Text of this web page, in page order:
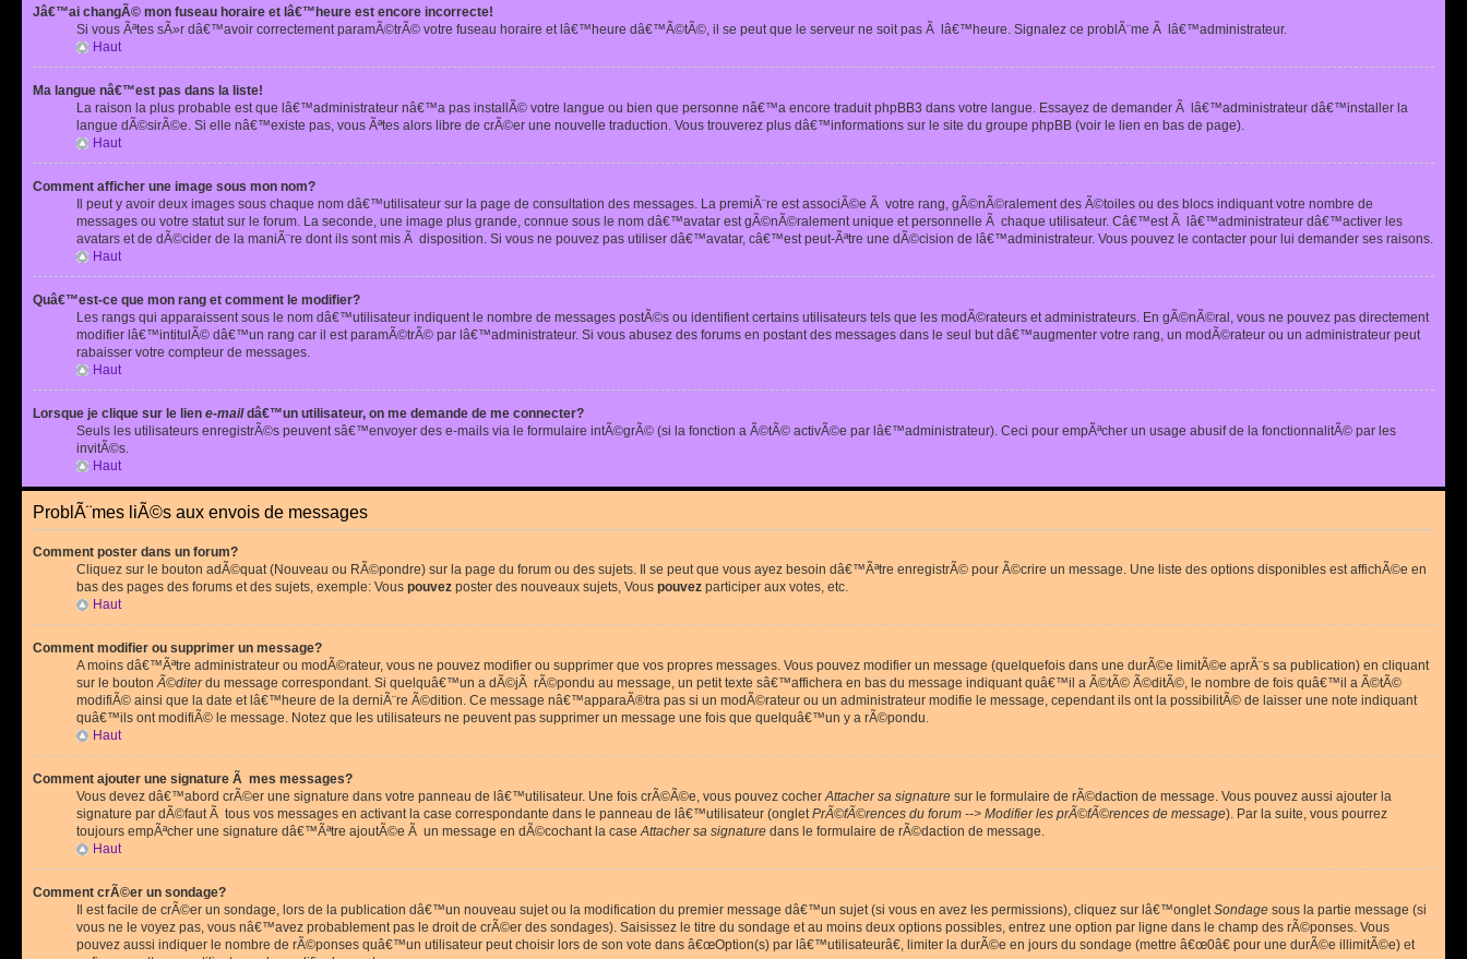
Jâ€™ai changÃ© mon fuseau horaire et lâ€™heure est encore incorrecte!
Si vous Ãªtes sÃ»r dâ€™avoir correctement paramÃ©trÃ© votre fuseau horaire et lâ€™heure dâ€™Ã©tÃ©, il se peut que le serveur ne soit pas Ã lâ€™heure. Signalez ce problÃ¨me Ã lâ€™administrateur.
Haut
Ma langue nâ€™est pas dans la liste!
La raison la plus probable est que lâ€™administrateur nâ€™a pas installÃ© votre langue ou bien que personne nâ€™a encore traduit phpBB3 dans votre langue. Essayez de demander Ã lâ€™administrateur dâ€™installer la
langue dÃ©sirÃ©e. Si elle nâ€™existe pas, vous Ãªtes alors libre de crÃ©er une nouvelle traduction. Vous trouverez plus dâ€™informations sur le site du groupe phpBB (voir le lien en bas de page).
Haut
Comment afficher une image sous mon nom?
Il peut y avoir deux images sous chaque nom dâ€™utilisateur sur la page de consultation des messages. La premiÃ¨re est associÃ©e Ã votre rang, gÃ©nÃ©ralement des Ã©toiles ou des blocs indiquant votre nombre de
messages ou votre statut sur le forum. La seconde, une image plus grande, connue sous le nom dâ€™avatar est gÃ©nÃ©ralement unique et personnelle Ã chaque utilisateur. Câ€™est Ã lâ€™administrateur dâ€™activer les
avatars et de dÃ©cider de la maniÃ¨re dont ils sont mis Ã disposition. Si vous ne pouvez pas utiliser dâ€™avatar, câ€™est peut-Ãªtre une dÃ©cision de lâ€™administrateur. Vous pouvez le contacter pour lui demander ses raisons.
Haut
Quâ€™est-ce que mon rang et comment le modifier?
Les rangs qui apparaissent sous le nom dâ€™utilisateur indiquent le nombre de messages postÃ©s ou identifient certains utilisateurs tels que les modÃ©rateurs et administrateurs. En gÃ©nÃ©ral, vous ne pouvez pas directement
modifier lâ€™intitulÃ© dâ€™un rang car il est paramÃ©trÃ© par lâ€™administrateur. Si vous abusez des forums en postant des messages dans le seul but dâ€™augmenter votre rang, un modÃ©rateur ou un administrateur peut
rabaisser votre compteur de messages.
Haut
Lorsque je clique sur le lien e-maildâ€™un utilisateur, on me demande de me connecter?
Seuls les utilisateurs enregistrÃ©s peuvent sâ€™envoyer des e-mails via le formulaire intÃ©grÃ© (si la fonction a Ã©tÃ© activÃ©e par lâ€™administrateur). Ceci pour empÃªcher un usage abusif de la fonctionnalitÃ© par les
invitÃ©s.
Haut
ProblÃ¨mes liÃ©s aux envois de messages
Comment poster dans un forum?
Cliquez sur le bouton adÃ©quat (Nouveau ou RÃ©pondre) sur la page du forum ou des sujets. Il se peut que vous ayez besoin dâ€™Ãªtre enregistrÃ© pour Ã©crire un message. Une liste des options disponibles est affichÃ©e en
bas des pages des forums et des sujets, exemple: Vous pouvez poster des nouveaux sujets, Vous pouvez participer aux votes, etc.
Haut
Comment modifier ou supprimer un message?
A moins dâ€™Ãªtre administrateur ou modÃ©rateur, vous ne pouvez modifier ou supprimer que vos propres messages. Vous pouvez modifier un message (quelquefois dans une durÃ©e limitÃ©e aprÃ¨s sa publication) en cliquant
sur le boutonÃ©diterdu message correspondant. Si quelquâ€™un a dÃ©jÃ rÃ©pondu au message, un petit texte sâ€™affichera en bas du message indiquant quâ€™il a Ã©tÃ© Ã©ditÃ©, le nombre de fois quâ€™il a Ã©tÃ©
modifiÃ© ainsi que la date et lâ€™heure de la derniÃ¨re Ã©dition. Ce message nâ€™apparaÃ®tra pas si un modÃ©rateur ou un administrateur modifie le message, cependant ils ont la possibilitÃ© de laisser une note indiquant
quâ€™ils ont modifiÃ© le message. Notez que les utilisateurs ne peuvent pas supprimer un message une fois que quelquâ€™un y a rÃ©pondu.
Haut
Comment ajouter une signature Ã mes messages?
Vous devez dâ€™abord crÃ©er une signature dans votre panneau de lâ€™utilisateur. Une fois crÃ©Ã©e, vous pouvez cocherAttacher sa signature sur le formulaire de rÃ©daction de message. Vous pouvez aussi ajouter la
signature par dÃ©faut Ã tous vos messages en activant la case correspondante dans le panneau de lâ€™utilisateur (ongletPrÃ©fÃ©rences du forum --> Modifier les prÃ©fÃ©rences de message). Par la suite, vous pourrez
toujours empÃªcher une signature dâ€™Ãªtre ajoutÃ©e Ã un message en dÃ©cochant la caseAttacher sa signature dans le formulaire de rÃ©daction de message.
Haut
Comment crÃ©er un sondage?
Il est facile de crÃ©er un sondage, lors de la publication dâ€™un nouveau sujet ou la modification du premier message dâ€™un sujet (si vous en avez les permissions), cliquez sur lâ€™ongletSondage sous la partie message (si
vous ne le voyez pas, vous nâ€™avez probablement pas le droit de crÃ©er des sondages). Saisissez le titre du sondage et au moins deux options possibles, entrez une option par ligne dans le champ des rÃ©ponses. Vous
pouvez aussi indiquer le nombre de rÃ©ponses quâ€™un utilisateur peut choisir lors de son vote dans â€œOption(s) par lâ€™utilisateurâ€, limiter la durÃ©e en jours du sondage (mettre â€œ0â€ pour une durÃ©e illimitÃ©e) et